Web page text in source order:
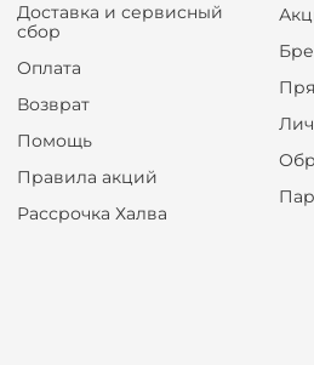
Доставка и сервисный
сбор
Оплата
Возврат
Помощь
Правила акций
Рассрочка Халва